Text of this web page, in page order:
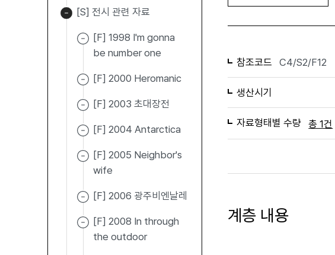
[S] 전시 관련 자료
[F] 1998 I'm gonna
be number one
[F] 2000 Heromanic
[F] 2003 초대장전
[F] 2004 Antarctica
[F] 2005 Neighbor's
wife
[F] 2006 광주비엔날레
[F] 2008 In through
the outdoor
참조코드 C4/S2/F12
생산시기
자료형태별 수량 총 1건
계층 내용